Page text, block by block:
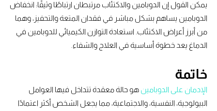
يمكن القول إن الدوبامين والاكتئاب مرتبطان ارتباطًا وثيقًا: انخفاض
الدوبامين يساهم بشكل مباشر في فقدان المتعة والتحفيز، وهما
من أبرز أعراض الاكتئاب. استعادة التوازن الكيميائي للدوبامين في
الدماغ يعد خطوة أساسية في العلاج والشفاء.
خاتمة
الإدمان على الدوبامينهو حالة معقدة تتداخل فيها العوامل
البيولوجية، النفسية، والاجتماعية، مما يجعل الشخص أكثر اعتمادًا